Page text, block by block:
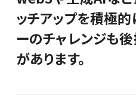
ッチアップを積極的
ーのチャレンジも
があります。